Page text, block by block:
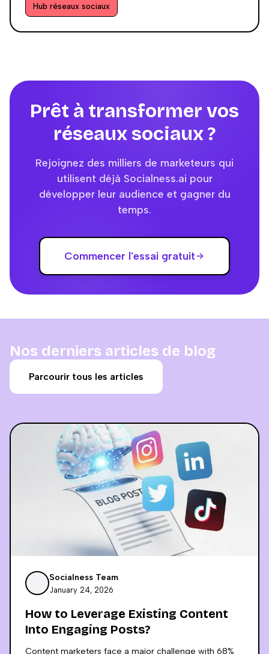
Hub réseaux sociaux
Prêt à transformer vos
réseaux sociaux ?
Rejoignez des milliers de marketeurs qui
utilisent déjà Socialness.ai pour
développer leur audience et gagner du
temps.
Commencer l'essai gratuit
Nos derniers articles de blog
Parcourir tous les articles
Socialness Team
January 24, 2026
How to Leverage Existing Content
Into Engaging Posts?
Content marketers face a major challenge with 68%